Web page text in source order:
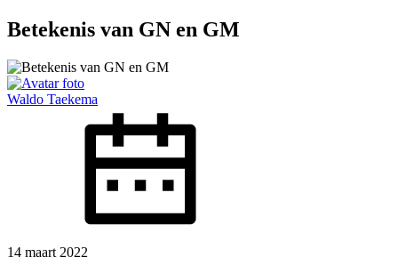
Betekenis van GN en GM
Waldo Taekema
14 maart 2022